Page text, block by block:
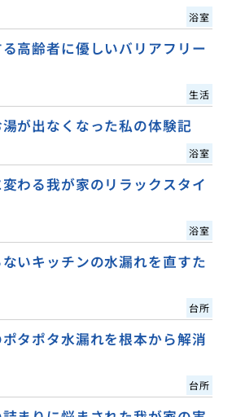
浴室
高齢者に優しいバリアフリー
生活
が出なくなった私の体験記
浴室
わる我が家のリラックスタイ
浴室
いキッチンの水漏れを直すた
台所
タポタ水漏れを根本から解消
台所